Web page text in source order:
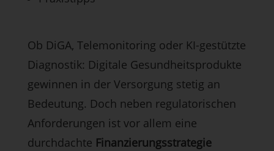
Ob DiGA, Telemonitoring oder KI-gestützte
Diagnostik: Digitale Gesundheitsprodukte
gewinnen in der Versorgung stetig an
Bedeutung. Doch neben regulatorischen
Anforderungen ist vor allem eine
durchdachte Finanzierungsstrategie